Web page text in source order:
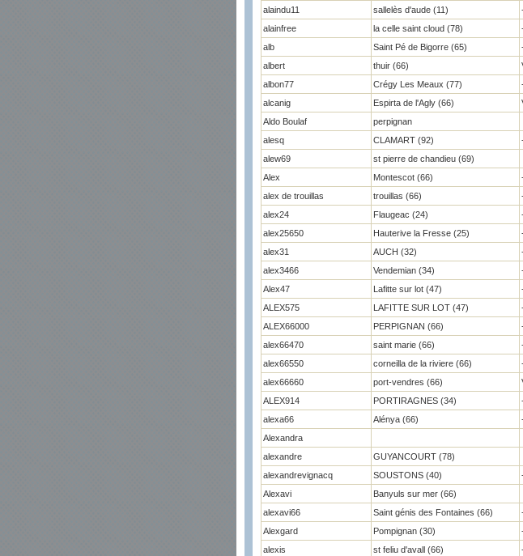
alaindu11
sallelès d'aude (11)
alainfree
la celle saint cloud (78)
alb
Saint Pé de Bigorre (65)
albert
thuir (66)
albon77
Crégy Les Meaux (77)
alcanig
Espirta de l'Agly (66)
Aldo Boulaf
perpignan
alesq
CLAMART (92)
alew69
st pierre de chandieu (69)
Alex
Montescot (66)
alex de trouillas
trouillas (66)
alex24
Flaugeac (24)
alex25650
Hauterive la Fresse (25)
alex31
AUCH (32)
alex3466
Vendemian (34)
Alex47
Lafitte sur lot (47)
ALEX575
LAFITTE SUR LOT (47)
ALEX66000
PERPIGNAN (66)
alex66470
saint marie (66)
alex66550
corneilla de la riviere (66)
alex66660
port-vendres (66)
ALEX914
PORTIRAGNES (34)
alexa66
Alénya (66)
Alexandra
alexandre
GUYANCOURT (78)
alexandrevignacq
SOUSTONS (40)
Alexavi
Banyuls sur mer (66)
alexavi66
Saint génis des Fontaines (66)
Alexgard
Pompignan (30)
alexis
st feliu d'avall (66)